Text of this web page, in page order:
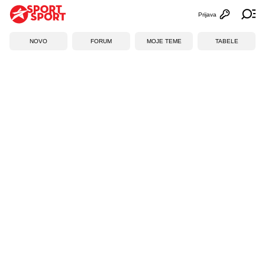
Otvori
Prijava
NOVO FORUM MOJE TEME TABELE